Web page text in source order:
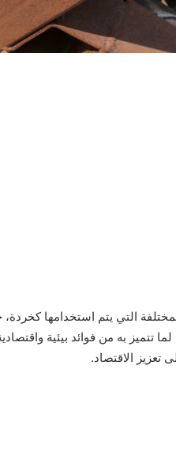
التي يتم استخدامها
تتميز به من فوائد بيئية
الاقتصاد.